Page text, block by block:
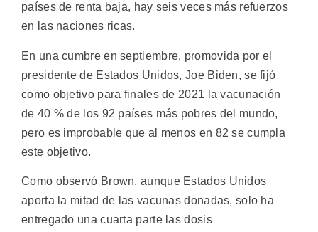
países de renta baja, hay seis veces más refuerzos
en las naciones ricas.
En una cumbre en septiembre, promovida por el
presidente de Estados Unidos, Joe Biden, se fijó
como objetivo para finales de 2021 la vacunación
de 40 % de los 92 países más pobres del mundo,
pero es improbable que al menos en 82 se cumpla
este objetivo.
Como observó Brown, aunque Estados Unidos
aporta la mitad de las vacunas donadas, solo ha
entregado una cuarta parte las dosis